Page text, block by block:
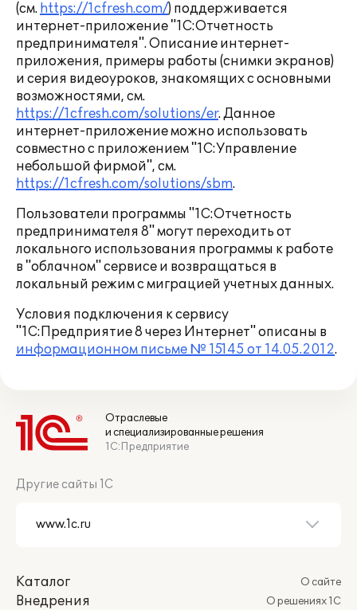
(см. https://1cfresh.com/) поддерживается
интернет-приложение "1С:Отчетность
предпринимателя". Описание интернет-
приложения, примеры работы (снимки экранов)
и серия видеоуроков, знакомящих с основными
возможностями, см.
https://1cfresh.com/solutions/er. Данное
интернет-приложение можно использовать
совместно с приложением "1С:Управление
небольшой фирмой", см.
https://1cfresh.com/solutions/sbm.
Пользователи программы "1С:Отчетность
предпринимателя 8" могут переходить от
локального использования программы к работе
в "облачном" сервисе и возвращаться в
локальный режим с миграцией учетных данных.
Условия подключения к сервису
"1С:Предприятие 8 через Интернет" описаны в
информационном письме № 15145 от 14.05.2012.
Отраслевые
и специализированные решения
1С:Предприятие
Другие сайты 1С
Каталог
Внедрения
О сайте
О решениях 1С